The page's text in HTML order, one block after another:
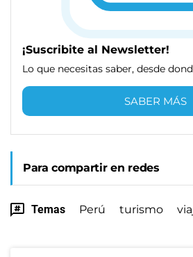
¡Suscribite al Newsletter!
Lo que necesitas saber, desde
SABER MÁS
Para compartir en redes
Temas Perú turismo